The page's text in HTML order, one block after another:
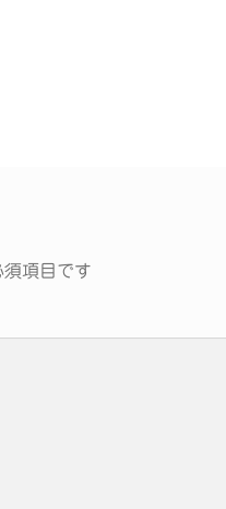
項目です